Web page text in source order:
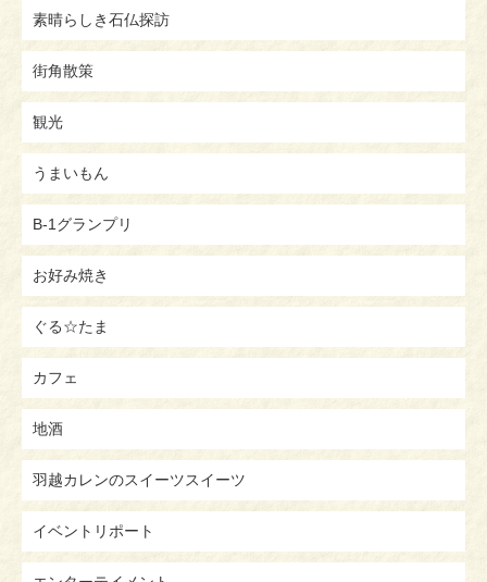
素晴らしき石仏探訪
街角散策
観光
うまいもん
B-1グランプリ
お好み焼き
ぐる☆たま
カフェ
地酒
羽越カレンのスイーツスイーツ
イベントリポート